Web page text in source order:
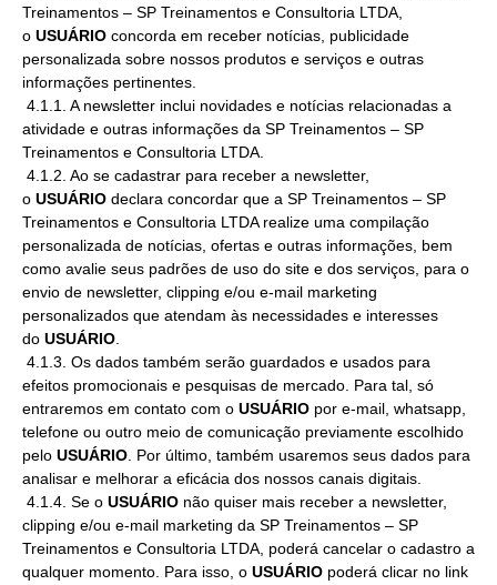
Treinamentos – SP Treinamentos e Consultoria LTDA,
o USUÁRIO concorda em receber notícias, publicidade
personalizada sobre nossos produtos e serviços e outras
informações pertinentes.
4.1.1. A newsletter inclui novidades e notícias relacionadas a
atividade e outras informações da SP Treinamentos – SP
Treinamentos e Consultoria LTDA.
4.1.2. Ao se cadastrar para receber a newsletter,
o USUÁRIO declara concordar que a SP Treinamentos – SP
Treinamentos e Consultoria LTDA realize uma compilação
personalizada de notícias, ofertas e outras informações, bem
como avalie seus padrões de uso do site e dos serviços, para o
envio de newsletter, clipping e/ou e-mail marketing
personalizados que atendam às necessidades e interesses
do USUÁRIO.
4.1.3. Os dados também serão guardados e usados para
efeitos promocionais e pesquisas de mercado. Para tal, só
entraremos em contato com o USUÁRIO por e-mail, whatsapp,
telefone ou outro meio de comunicação previamente escolhido
pelo USUÁRIO. Por último, também usaremos seus dados para
analisar e melhorar a eficácia dos nossos canais digitais.
4.1.4. Se o USUÁRIO não quiser mais receber a newsletter,
clipping e/ou e-mail marketing da SP Treinamentos – SP
Treinamentos e Consultoria LTDA, poderá cancelar o cadastro a
qualquer momento. Para isso, o USUÁRIO poderá clicar no link